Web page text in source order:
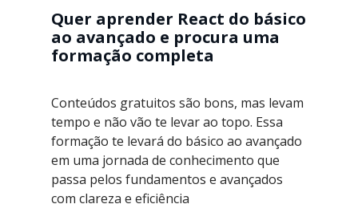
Quer aprender React do básico
ao avançado e procura uma
formação completa
Conteúdos gratuitos são bons, mas levam
tempo e não vão te levar ao topo. Essa
formação te levará do básico ao avançado
em uma jornada de conhecimento que
passa pelos fundamentos e avançados
com clareza e eficiência